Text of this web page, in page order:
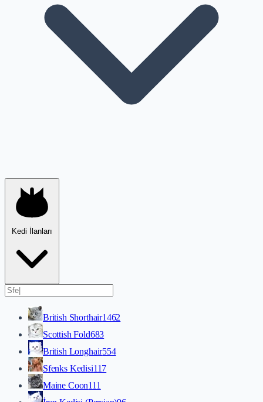
Kedi İlanları
British Shorthair1462
Scottish Fold683
British Longhair554
Sfenks Kedisi117
Maine Coon111